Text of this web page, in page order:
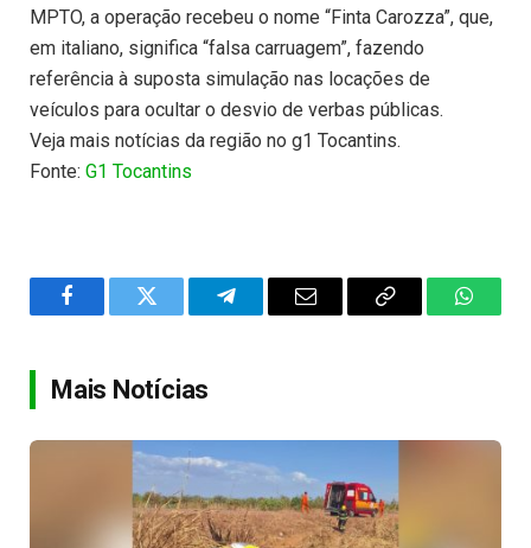
MPTO, a operação recebeu o nome “Finta Carozza”, que,
em italiano, significa “falsa carruagem”, fazendo
referência à suposta simulação nas locações de
veículos para ocultar o desvio de verbas públicas.
Veja mais notícias da região no g1 Tocantins.
Fonte: G1 Tocantins
FacebookTwitter TelegramEmail
Copy
Mais Notícias